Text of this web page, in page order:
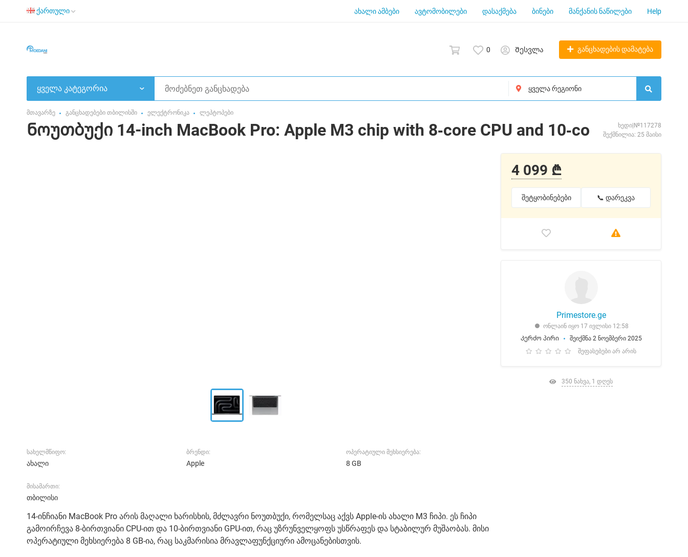
ქართული ახალი ამბები ავტომობილები დასაქმება ბინები მანქანის ნაწილები Help
0 Შესვლა განცხადების დამატება
ყველა კატეგორია
მთავარზე განცხადებები თბილისში ელექტრონიკა ლეპტოპები
Ნოუთბუქი 14-inch MacBook Pro: Apple M3 chip with 8‑core CPU and 10‑co
ხედი|№117278
შექმნილია: 25 მაისი
სახელმწიფო:
ახალი
ბრენდი:
Apple
ოპერატიული მეხსიერება:
8 GB
მისამართი:
თბილისი
14-ინჩიანი MacBook Pro არის მაღალი ხარისხის, მძლავრი ნოუთბუქი, რომელსაც აქვს Apple-ის ახალი M3 ჩიპი. ეს ჩიპი
გამოირჩევა 8-ბირთვიანი CPU-ით და 10-ბირთვიანი GPU-ით, რაც უზრუნველყოფს უსწრაფეს და სტაბილურ მუშაობას. მისი
ოპერატიული მეხსიერება 8 GB-ია, რაც საკმარისია მრავლაფუნქციური ამოცანებისთვის.
4 099 ₾
შეტყობინებები 📞 დარეკვა
Primestore.ge
ონლაინ იყო 17 ივლისი 12:58
Კერძო პირი
შეიქმნა 2 ნოემბერი 2025
შეფასებები არ არის
350 ნახვა, 1 დღეს